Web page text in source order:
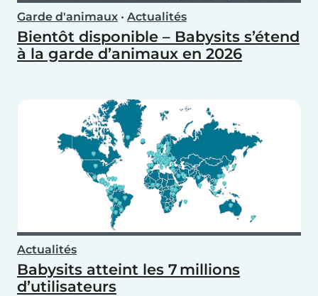
Garde d'animaux • Actualités
Bientôt disponible – Babysits s’étend
à la garde d’animaux en 2026
Actualités
Babysits atteint les 7 millions
d’utilisateurs